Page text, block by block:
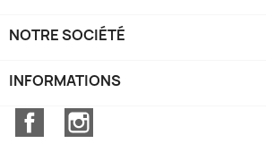
NOTRE SOCIÉTÉ
INFORMATIONS
Facebook